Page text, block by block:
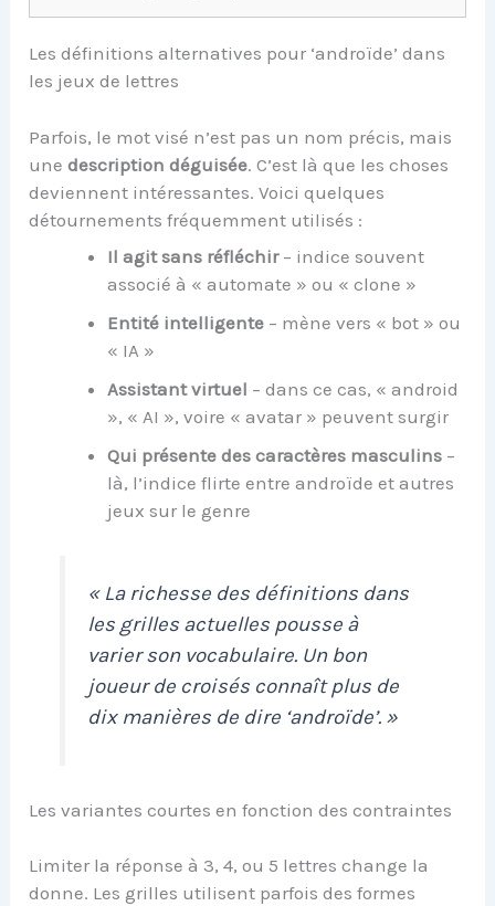
Les définitions alternatives pour ‘androïde’ dans
les jeux de lettres
Parfois, le mot visé n’est pas un nom précis, mais
unedescription déguisée. C’est là que les choses
deviennent intéressantes. Voici quelques
détournements fréquemment utilisés :
Il agit sans réfléchir– indice souvent
associé à « automate » ou « clone »
Entité intelligente – mène vers « bot » ou
« IA »
Assistant virtuel – dans ce cas, « android
», « AI », voire « avatar » peuvent surgir
Qui présente des caractères masculins –
là, l’indice flirte entre androïde et autres
jeux sur le genre
« La richesse des définitions dans
les grilles actuelles pousse à
varier son vocabulaire. Un bon
joueur de croisés connaît plus de
dix manières de dire ‘androïde’. »
Les variantes courtes en fonction des contraintes
Limiter la réponse à 3, 4, ou 5 lettres change la
donne. Les grilles utilisent parfois des formes